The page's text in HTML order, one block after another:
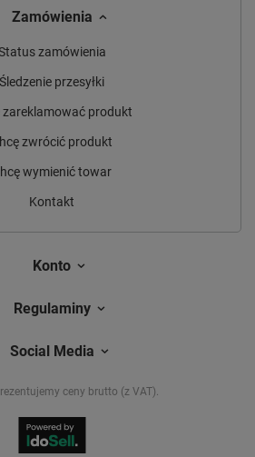
Zamówienia
zamówienia
Śledzenie przesyłki
zareklamować produkt
zwrócić produkt
wymienić towar
Kontakt
Konto
Regulaminy
Social Media
ceny brutto (z VAT).